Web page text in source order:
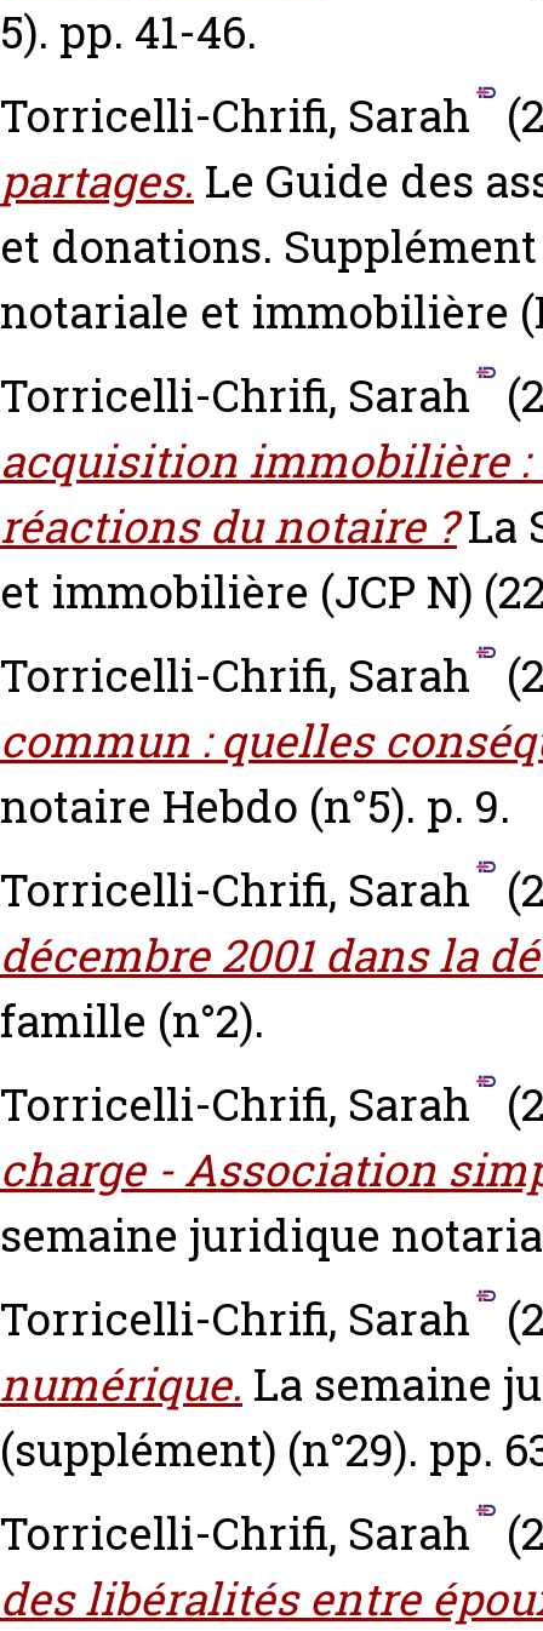
5). pp. 41-46.
Torricelli-Chrifi, Sarah
partages. Le Guide des
et donations.
notariale et immobilière
Torricelli-Chrifi, Sarah
acquisition immobilière
réactions du notaire ? La
et immobilière (JCP N)
Torricelli-Chrifi, Sarah
commun : quelles
notaire Hebdo (n°5). p. 9.
Torricelli-Chrifi, Sarah
décembre 2001 dans la
famille (n°2).
Torricelli-Chrifi, Sarah
charge - Association
semaine juridique
Torricelli-Chrifi, Sarah
numérique. La semaine
(supplément) (n°29). pp.
Torricelli-Chrifi, Sarah
des libéralités entre